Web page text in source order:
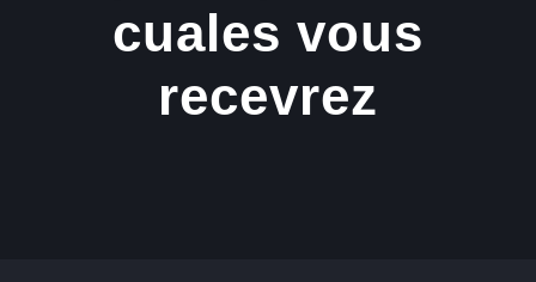
cuales vous
recevrez